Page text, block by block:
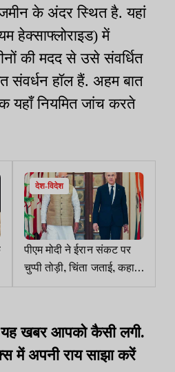
के अंदर स्थित है. यहां
हेक्साफ्लोराइड) में
की मदद से उसे संवर्धित
संवर्धन हॉल हैं. अहम बात
यहाँ नियमित जांच करते
देश-विदेश
पीएम मोदी ने ईरान संकट पर
चुप्पी तोड़ी, चिंता जताई, कहा,
डायलॉग डिप्लोमेसी जरूरी
खबर आपको कैसी लगी.
में अपनी राय साझा करें